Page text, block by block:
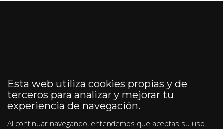
Esta web utiliza cookies propias y de
terceros para analizar y mejorar tu
experiencia de navegación.
Al continuar navegando, entendemos que aceptas su uso.